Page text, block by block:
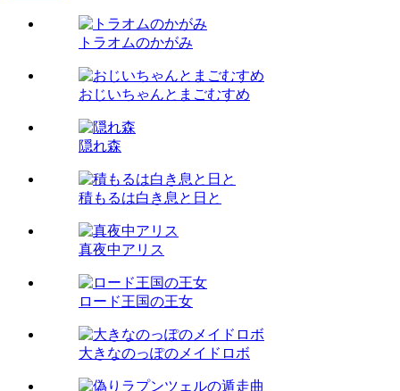
トラオムのかがみ
おじいちゃんとまごむすめ
隠れ森
積もるは白き息と日と
真夜中アリス
ロード王国の王女
大きなのっぽのメイドロボ